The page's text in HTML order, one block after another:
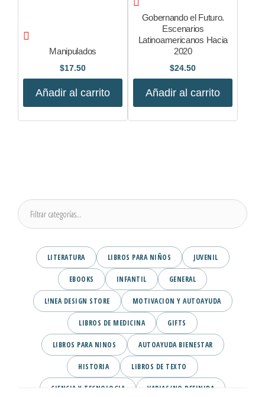
Manipulados
$17.50
Añadir al carrito
Gobernando el Futuro.
Escenarios
Latinoamericanos Hacia
2020
$24.50
Añadir al carrito
LITERATURA LIBROS PARA NIÑOS JUVENIL
EBOOKS INFANTIL GENERAL
L!NEA DESIGN STORE MOTIVACION Y AUTOAYUDA
LIBROS DE MEDICINA GIFTS
LIBROS PARA NINOS AUTOAYUDA BIENESTAR
HISTORIA LIBROS DE TEXTO
CIENCIA Y TECNOLOGIA VARIAS/NO DEFINIDA